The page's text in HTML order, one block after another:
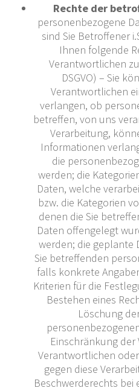
Rechte der
personenbezogene
sind Sie Betroffener
Ihnen folgende
Verantwortlichen
DSGVO) – Sie
Verantwortlichen
verlangen, ob
betreffen, von uns
Verarbeitung,
Informationen
die
werden; die
Daten, welche
bzw. die Kategorien
denen die Sie
Daten offengelegt
werden; die geplante
Sie betreffenden
falls konkrete
Kriterien für die
Bestehen eines
Löschung
Einschränkung
Verantwortlichen
gegen diese
Beschwerderechts bei